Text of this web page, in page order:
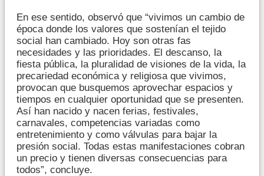
En ese sentido, observó que “vivimos un cambio de
época donde los valores que sostenían el tejido
social han cambiado. Hoy son otras fas
necesidades y las prioridades. El descanso, la
fiesta pública, la pluralidad de visiones de la vida, la
precariedad económica y religiosa que vivimos,
provocan que busquemos aprovechar espacios y
tiempos en cualquier oportunidad que se presenten.
Así han nacido y nacen ferias, festivales,
carnavales, competencias variadas como
entretenimiento y como válvulas para bajar la
presión social. Todas estas manifestaciones cobran
un precio y tienen diversas consecuencias para
todos”, concluye.